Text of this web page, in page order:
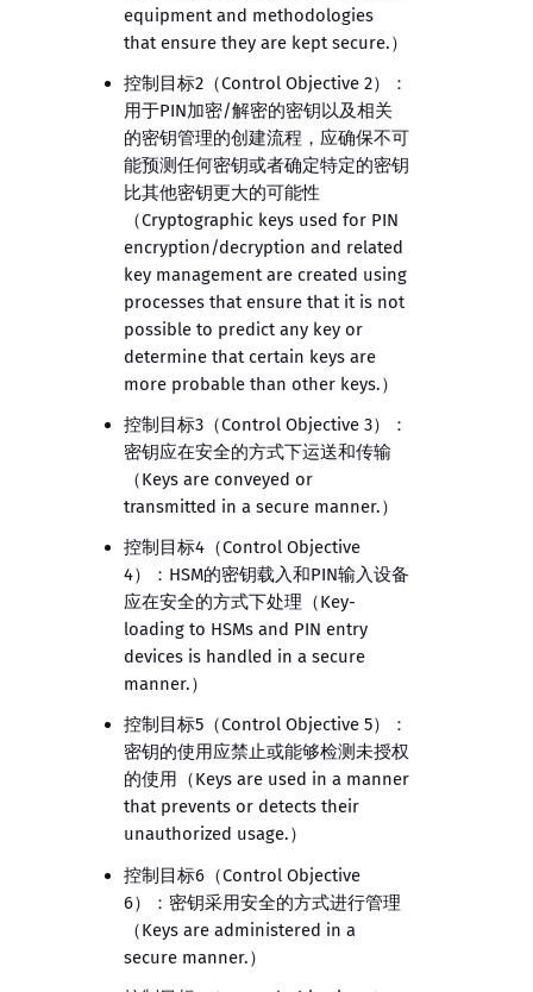
equipment and methodologies
that ensure they are kept secure.）
控制目标2（Control Objective 2）：
用于PIN加密/解密的密钥以及相关
的密钥管理的创建流程，应确保不可
能预测任何密钥或者确定特定的密钥
比其他密钥更大的可能性
（Cryptographic keys used for PIN
encryption/decryption and related
key management are created using
processes that ensure that it is not
possible to predict any key or
determine that certain keys are
more probable than other keys.）
控制目标3（Control Objective 3）：
密钥应在安全的方式下运送和传输
（Keys are conveyed or
transmitted in a secure manner.）
控制目标4（Control Objective
4）：HSM的密钥载入和PIN输入设备
应在安全的方式下处理（Key-
loading to HSMs and PIN entry
devices is handled in a secure
manner.）
控制目标5（Control Objective 5）：
密钥的使用应禁止或能够检测未授权
的使用（Keys are used in a manner
that prevents or detects their
unauthorized usage.）
控制目标6（Control Objective
6）：密钥采用安全的方式进行管理
（Keys are administered in a
secure manner.）